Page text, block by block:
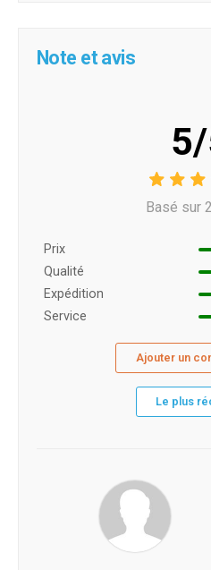
Note et avis
Basé sur
Prix ​​
Qualité
Expédition
Service
Ajouter un
Le plus